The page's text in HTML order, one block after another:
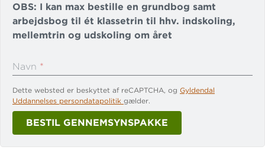
OBS: I kan max bestille en grundbog samt
arbejdsbog til ét klassetrin til hhv. indskoling,
mellemtrin og udskoling om året
Navn *
Din skoles navn og adresse *
Telefonnummer *
Dette websted er beskyttet af reCAPTCHA, og Gyldendal
Uddannelses persondatapolitik gælder.
BESTIL GENNEMSYNSPAKKE